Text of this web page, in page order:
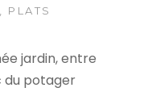
PLATS
jardin, entre
du potager